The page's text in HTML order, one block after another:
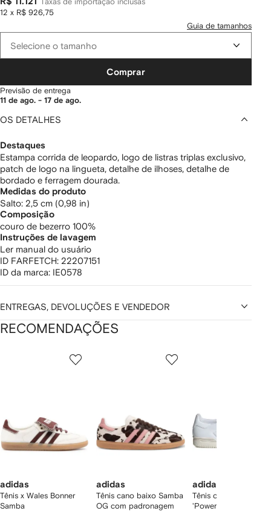
12 x R$ 926,75
Taxas de importação inclusas
Guia de tamanhos
Selecione o tamanho
Comprar
Previsão de entrega
11 de ago. - 17 de ago.
OS DETALHES
Destaques
Estampa corrida de leopardo, logo de listras triplas exclusivo,
patch de logo na lingueta, detalhe de ilhoses, detalhe de
bordado e ferragem dourada.
Medidas do produto
salto: 2,5 cm (0,98 in)
Composição
couro de bezerro 100%
Instruções de lavagem
Ler manual do usuário
ID FARFETCH: 22207151
ID da marca: IE0578
ENTREGAS, DEVOLUÇÕES E VENDEDOR
RECOMENDAÇÕES
adidas
Tênis x Wales Bonner
Samba
adidas
Tênis cano baixo Samba
OG com padronagem
adidas
Tênis cano baixo
'Powerphase'